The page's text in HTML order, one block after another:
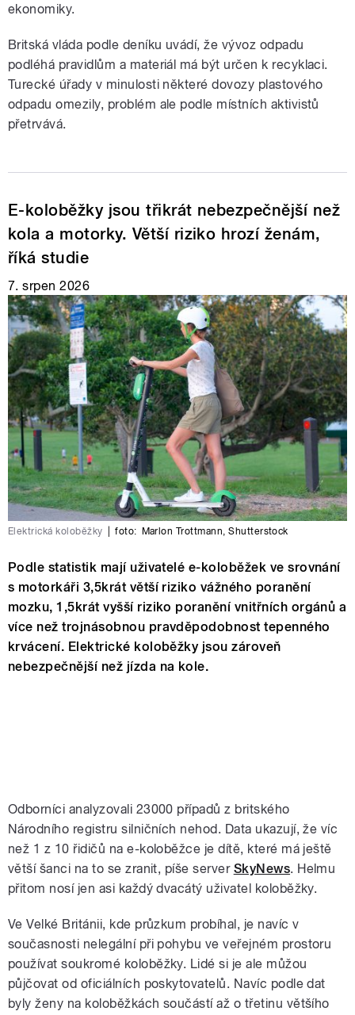
ekonomiky.
Britská vláda podle deníku uvádí, že vývoz odpadu
podléhá pravidlům a materiál má být určen k recyklaci.
Turecké úřady v minulosti některé dovozy plastového
odpadu omezily, problém ale podle místních aktivistů
přetrvává.
E-koloběžky jsou třikrát nebezpečnější než
kola a motorky. Větší riziko hrozí ženám,
říká studie
7. srpen 2026
Elektrická koloběžky foto: Marlon Trottmann,Shutterstock
Podle statistik mají uživatelé e-koloběžek ve srovnání
s motorkáři 3,5krát větší riziko vážného poranění
mozku, 1,5krát vyšší riziko poranění vnitřních orgánů a
více než trojnásobnou pravděpodobnost tepenného
krvácení. Elektrické koloběžky jsou zároveň
nebezpečnější než jízda na kole.
Odborníci analyzovali 23000 případů z britského
Národního registru silničních nehod. Data ukazují, že víc
než 1 z 10 řidičů na e-koloběžce je dítě, které má ještě
větší šanci na to se zranit, píše server SkyNews. Helmu
přitom nosí jen asi každý dvacátý uživatel koloběžky.
Ve Velké Británii, kde průzkum probíhal, je navíc v
současnosti nelegální při pohybu ve veřejném prostoru
používat soukromé koloběžky. Lidé si je ale můžou
půjčovat od oficiálních poskytovatelů. Navíc podle dat
byly ženy na koloběžkách součástí až o třetinu většího